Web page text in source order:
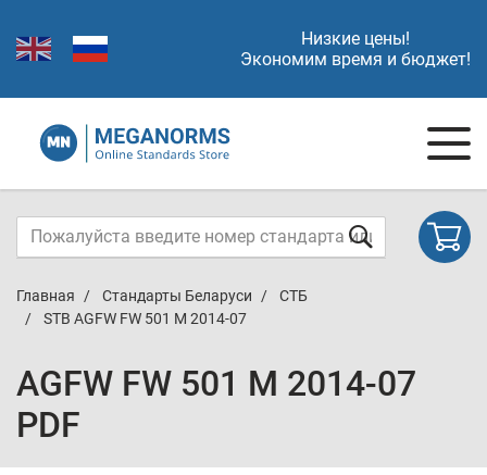
Низкие цены!
Экономим время и бюджет!
Главная Стандарты Беларуси
СТБ
STB AGFW FW 501 M 2014-07
AGFW FW 501 M 2014-07
PDF